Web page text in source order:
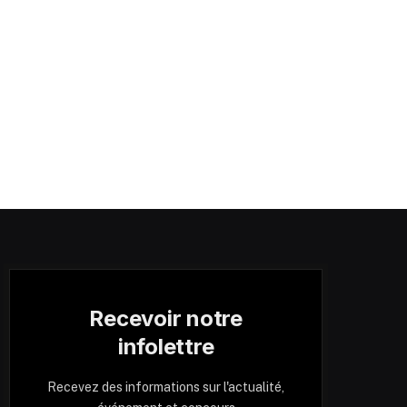
Recevoir notre
infolettre
Recevez des informations sur l'actualité,